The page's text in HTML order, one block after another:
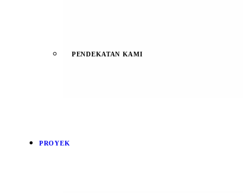
PENDEKATAN KAMI
PROYEK